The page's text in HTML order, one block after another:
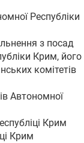
Республіки
з посад
Крим, його
комітетів
Автономної
Крим
Крим